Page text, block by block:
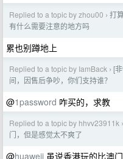
Replied to a topic by zhou00 › 打
有什么需要注意的地方吗
累也别蹲地上
Replied to a topic by IamBack › [
间，因售后争吵，你们支持谁？
@1password 咋买的，求教
Replied to a topic by hhvv23911k ›
门，但是感觉太不爽了
@huaweii 虽说香港玩的比澳